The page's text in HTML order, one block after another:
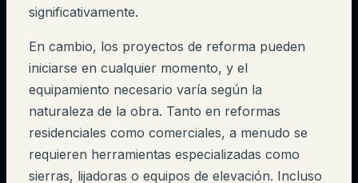
significativamente.
En cambio, los proyectos de reforma pueden
iniciarse en cualquier momento, y el
equipamiento necesario varía según la
naturaleza de la obra. Tanto en reformas
residenciales como comerciales, a menudo se
requieren herramientas especializadas como
sierras, lijadoras o equipos de elevación. Incluso